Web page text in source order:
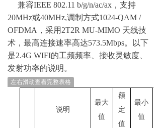
兼容IEEE 802.11 b/g/n/ac/ax ，支持
20MHz或40MHz,调制方式1024-QAM /
OFDMA ， 采用 2T2R MU-MIMO 天线技
术，最高连接速率高达573.5Mbps。以下
是2.4G WIFI的工频频率、接收灵敏度、
发射功率的说明。
左右滑动查看完整表格
说明
最大
值
额
定
值
最小
值